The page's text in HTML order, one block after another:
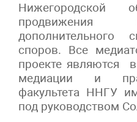
Нижегородской
продвижения
дополнительного
споров. Все
проекте являются
медиации и
факультета ННГУ
под руководством